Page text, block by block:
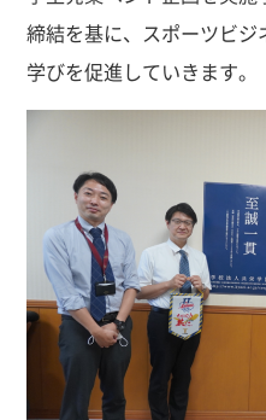
締結を基に、スポーツビ
学びを促進していきます。